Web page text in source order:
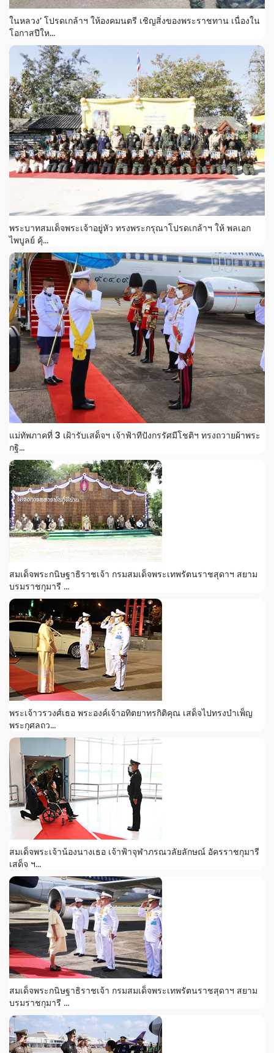
ในหลวง’ โปรดเกล้าฯ ให้องคมนตรี เชิญสิ่งของพระราชทาน เนื่องใน
โอกาสปีให...
พระบาทสมเด็จพระเจ้าอยู่หัว ทรงพระกรุณาโปรดเกล้าฯ ให้ พลเอก
ไพบูลย์ คุ้...
แม่ทัพภาคที่ 3 เฝ้ารับเสด็จฯ เจ้าฟ้าทีปังกรรัศมีโชติฯ ทรงถวายผ้าพระ
กฐิ...
สมเด็จพระกนิษฐาธิราชเจ้า กรมสมเด็จพระเทพรัตนราชสุดาฯ สยาม
บรมราชกุมารี ...
พระเจ้าวรวงศ์เธอ พระองค์เจ้าอทิตยาทรกิติคุณ เสด็จไปทรงบำเพ็ญ
พระกุศลถว...
สมเด็จพระเจ้าน้องนางเธอ เจ้าฟ้าจุฬาภรณวลัยลักษณ์ อัครราชกุมารี
เสด็จ ฯ...
สมเด็จพระกนิษฐาธิราชเจ้า กรมสมเด็จพระเทพรัตนราชสุดาฯ สยาม
บรมราชกุมารี ...